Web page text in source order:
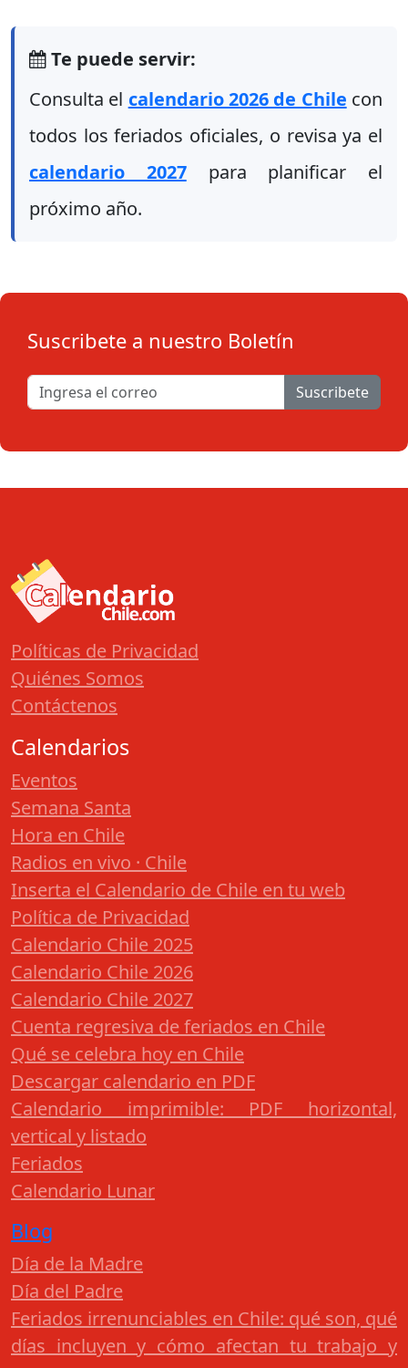
Te puede servir:
Consulta el calendario 2026 de Chile con
todos los feriados oficiales, o revisa ya el
calendario 2027para planificar el
próximo año.
Suscribete a nuestro Boletín
Suscribete
Políticas de Privacidad
Quiénes Somos
Contáctenos
Calendarios
Eventos
Semana Santa
Hora en Chile
Radios en vivo · Chile
Inserta el Calendario de Chile en tu web
Política de Privacidad
Calendario Chile 2025
Calendario Chile 2026
Calendario Chile 2027
Cuenta regresiva de feriados en Chile
Qué se celebra hoy en Chile
Descargar calendario en PDF
Calendario imprimible: PDF horizontal,
vertical y listado
Feriados
Calendario Lunar
Blog
Día de la Madre
Día del Padre
Feriados irrenunciables en Chile: qué son, qué
días incluyen y cómo afectan tu trabajo y